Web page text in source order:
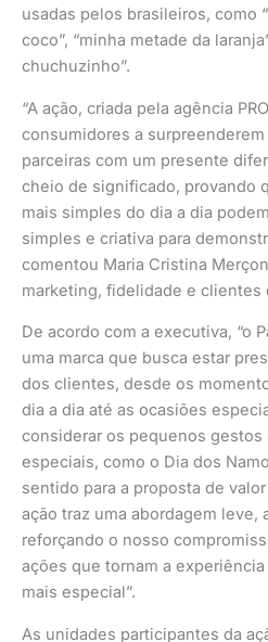
usadas pelos brasileiros, como
coco”, “minha metade da
chuchuzinho”.
“A ação, criada pela agência
consumidores a
parceiras com um presente
cheio de significado, provando
mais simples do dia a dia
simples e criativa para
comentou Maria Cristina
marketing, fidelidade e clientes
De acordo com a executiva, “o
uma marca que busca estar
dos clientes, desde os
dia a dia até as ocasiões
considerar os pequenos gestos
especiais, como o Dia dos
sentido para a proposta de valor
ação traz uma abordagem leve,
reforçando o nosso
ações que tornam a
mais especial”.
As unidades participantes da